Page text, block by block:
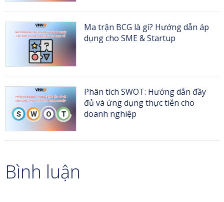
Ma trận BCG là gì? Hướng dẫn áp
dụng cho SME & Startup
Phân tích SWOT: Hướng dẫn đầy
đủ và ứng dụng thực tiễn cho
doanh nghiệp
Bình luận